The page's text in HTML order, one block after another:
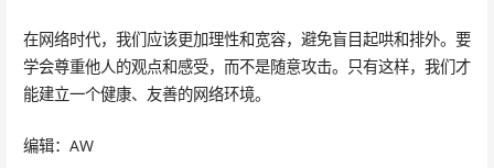
在网络时代，我们应该更加理性和宽容，避免盲目起哄和排外。要
学会尊重他人的观点和感受，而不是随意攻击。只有这样，我们才
能建立一个健康、友善的网络环境。
编辑：AW